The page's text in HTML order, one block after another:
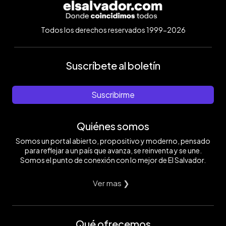
Todos los derechos reservados 1999-2026
Suscríbete al boletín
Suscribirme
Quiénes somos
Somos un portal abierto, propositivo y moderno, pensado
para reflejar a un país que avanza, se reinventa y se une.
Somos el punto de conexión con lo mejor de El Salvador.
Ver mas ❯